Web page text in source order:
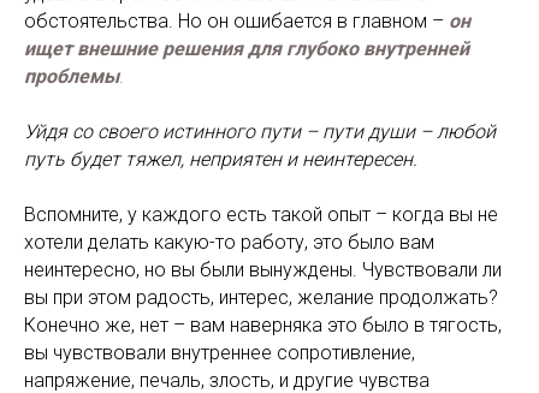
обстоятельства. Но он ошибается в главном – он
ищет внешние решения для глубоко внутренней
проблемы.
Уйдя со своего истинного пути – пути души – любой
путь будет тяжел, неприятен и неинтересен.
Вспомните, у каждого есть такой опыт – когда вы не
хотели делать какую-то работу, это было вам
неинтересно, но вы были вынуждены. Чувствовали ли
вы при этом радость, интерес, желание продолжать?
Конечно же, нет – вам наверняка это было в тягость,
вы чувствовали внутреннее сопротивление,
напряжение, печаль, злость, и другие чувства